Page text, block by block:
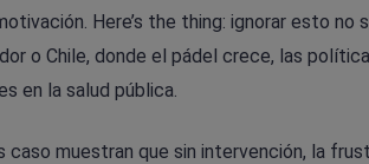
Here’s the thing: ignorar esto no
o Chile, donde el pádel crece, las
en la salud pública.
muestran que sin intervención, la